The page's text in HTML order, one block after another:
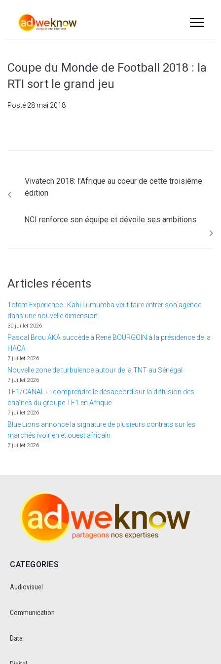
Coupe du Monde de Football 2018 : la
RTI sort le grand jeu
Posté 28 mai 2018
Vivatech 2018: l’Afrique au coeur de cette troisième
édition
NCI renforce son équipe et dévoile ses ambitions
Articles récents
Totem Experience : Kahi Lumumba veut faire entrer son agence
dans une nouvelle dimension
30 juillet 2026
Pascal Brou AKA succède à René BOURGOIN à la présidence de la
HACA
7 juillet 2026
Nouvelle zone de turbulence autour de la TNT au Sénégal
7 juillet 2026
TF1/CANAL+ : comprendre le désaccord sur la diffusion des
chaînes du groupe TF1 en Afrique
7 juillet 2026
Blue Lions annonce la signature de plusieurs contrats sur les
marchés ivoirien et ouest africain.
7 juillet 2026
CATEGORIES
Audiovisuel
Communication
Data